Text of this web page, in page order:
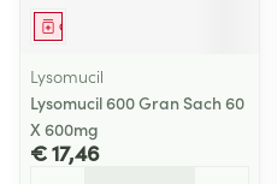
Geneesmiddel
Lysomucil
Lysomucil 600 Gran Sach 60
X 600mg
€ 17,46